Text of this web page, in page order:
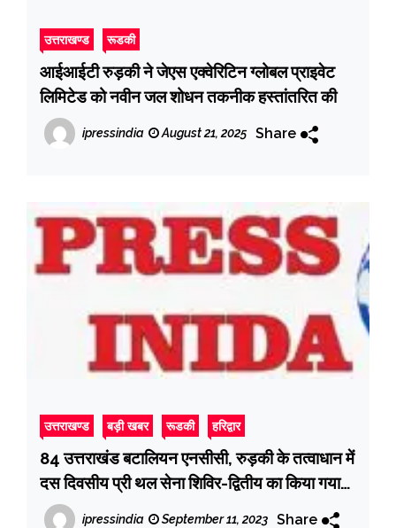
उत्तराखण्ड रूडकी
आईआईटी रुड़की ने जेएस एक्वेरिटिन ग्लोबल प्राइवेट
लिमिटेड को नवीन जल शोधन तकनीक हस्तांतरित की
ipressindia August 21, 2025 Share
उत्तराखण्ड बड़ी खबर रूडकी हरिद्वार
84 उत्तराखंड बटालियन एनसीसी, रुड़की के तत्वाधान में
दस दिवसीय प्री थल सेना शिविर-द्वितीय का किया गया
आयोजन
ipressindia September 11, 2023 Share